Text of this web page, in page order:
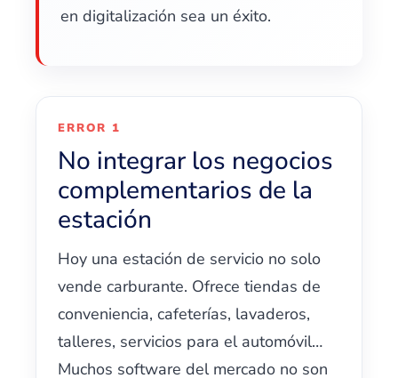
en digitalización sea un éxito.
ERROR 1
No integrar los negocios
complementarios de la
estación
Hoy una estación de servicio no solo
vende carburante. Ofrece tiendas de
conveniencia, cafeterías, lavaderos,
talleres, servicios para el automóvil…
Muchos software del mercado no son